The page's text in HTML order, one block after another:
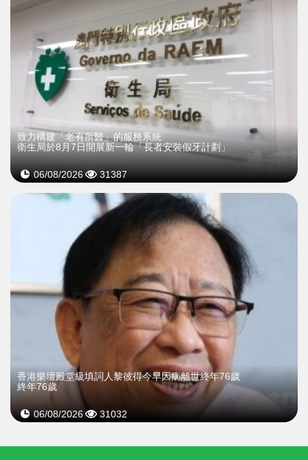
致力構建「老有所醫」的服務系統
衛生局於8月7日開展新一輪「長者安裝假牙計劃」
06/08/2026 31387
​香港樂壇殿堂級填詞人黎彼得今早因病離世終年76歲
終年76歲
06/08/2026 31032